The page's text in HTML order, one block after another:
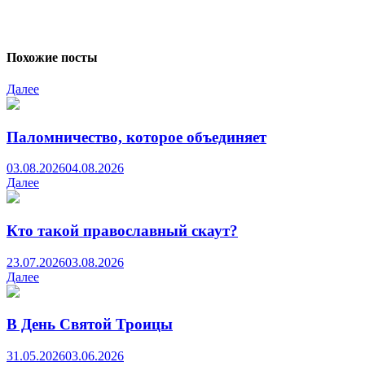
Похожие посты
Далее
Паломничество, которое объединяет
03.08.202604.08.2026
Далее
Кто такой православный скаут?
23.07.202603.08.2026
Далее
В День Святой Троицы
31.05.202603.06.2026